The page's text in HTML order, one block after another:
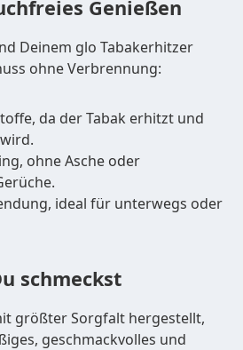
Genießen
Deinem glo Tabakerhitzer
ohne Verbrennung:
da der Tabak erhitzt und
ohne Asche oder
ideal für unterwegs oder
schmeckst
größter Sorgfalt hergestellt,
geschmackvolles und